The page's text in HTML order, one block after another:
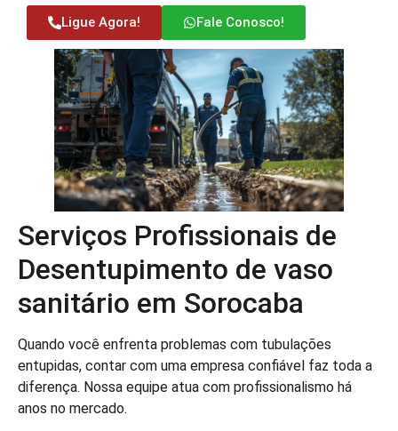
Ligue Agora! Fale Conosco!
Serviços Profissionais de
Desentupimento de vaso
sanitário em Sorocaba
Quando você enfrenta problemas com tubulações
entupidas, contar com uma empresa confiável faz toda a
diferença. Nossa equipe atua com profissionalismo há
anos no mercado.